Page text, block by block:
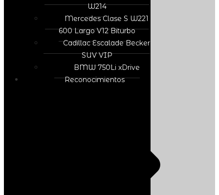
W214
Mercedes Clase S W221
600 Largo V12 Biturbo
Cadillac Escalade Becker
SUV VIP
BMW 750Li xDrive
Reconocimientos